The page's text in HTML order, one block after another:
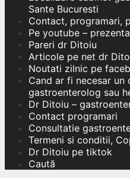
Sante Bucuresti
Contact, programari,
Pe youtube –
Pareri dr Ditoiu
Articole pe net dr
Noutati zilnic pe
Cand ar fi necesar un
gastroenterolog sau
Dr Ditoiu –
Contact programari
Consultatie
Termeni si conditii,
Dr Ditoiu pe tiktok
Caută